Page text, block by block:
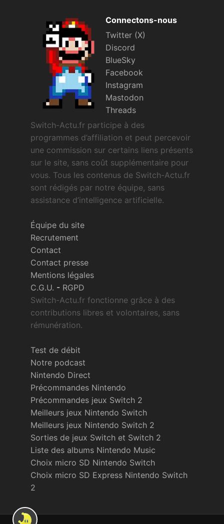
Connectons-nous
Twitter (X)
Discord
BlueSky
Facebook
Instagram
Mastodon
Threads
Switch-Actu.fr participe à des
programmes d’affiliation et peut percevoir
une commission sur certains liens présents
sur le site, sans coût supplémentaire pour
vous. Tous les contenus de Switch-Actu.fr
sont rédigés par notre équipe, sans
assistance d’intelligence artificielle.
Équipe du site
Recrutement
Contact
Contact presse
Mentions légales
C.G.U. - RGPD
Switch-Actu.fr fonctionne grâce à des
contributions libres et volontaires, sans
rémunération.
Test de débit
Notre podcast
Nintendo Direct
Précommandes Nintendo
Précommandes jeux Switch 2
Meilleurs jeux Nintendo Switch
Meilleurs jeux Nintendo Switch 2
Sorties de jeux Switch et Switch 2
Liste des albums Nintendo Music
Choix micro SD Nintendo Switch
Choix micro SD Express Nintendo Switch
2